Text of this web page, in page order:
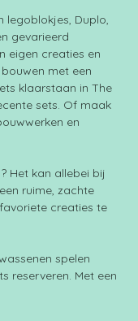
legoblokjes, Duplo,
gevarieerd
eigen creaties en
met een
klaarstaan in The
sets. Of maak
en
Het kan allebei bij
ruime, zachte
creaties te
spelen
reserveren. Met een